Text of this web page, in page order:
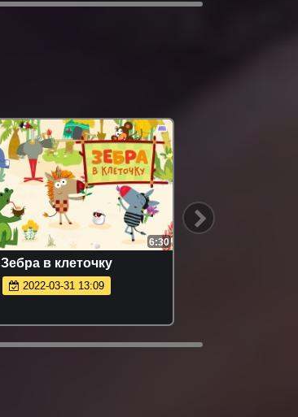
6:30
Зебра в клеточку
2022-03-31 13:09